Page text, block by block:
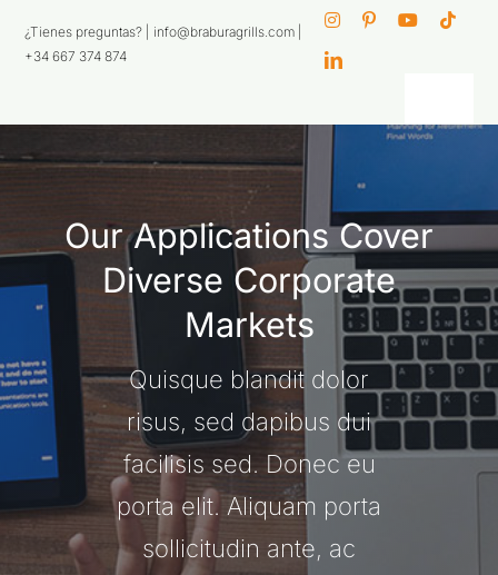
¿Tienes preguntas? | info@braburagrills.com
+34 667 374 874
Productos
Configurador
Modular
Ayuda y
soporte
Compañia
Nuestra
Novedades
Our Applications Cover
Diverse Corporate
Markets
Quisque blandit dolor
risus, sed dapibus dui
facilisis sed. Donec eu
porta elit. Aliquam porta
sollicitudin ante, ac